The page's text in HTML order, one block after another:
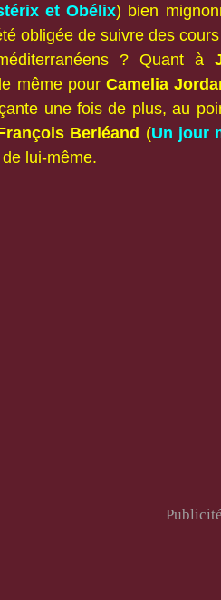
et Obélix) bien
obligée de suivre des
? Quant à
même pourCamelia
une fois de plus, au
Berléand (Un jour
lui-même.
Publicité